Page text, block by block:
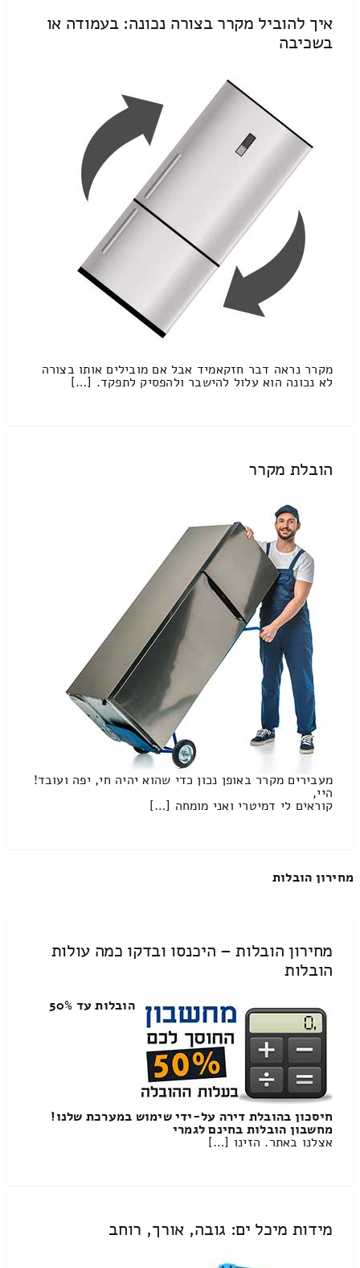
איך להוביל מקרר בצורה נכונה: בעמודה או
בשכיבה
מקרר נראה דבר חזקאמיד אבל אם מובילים אותו בצורה
לא נכונה הוא עלול להישבר ולהפסיק לתפקד. […]
הובלת מקרר
מעבירים מקרר באופן נכון כדי שהוא יהיה חי, יפה ועובד!
היי,
קוראים לי דמיטרי ואני מומחה […]
מחירון הובלות
מחירון הובלות – היכנסו ובדקו כמה עולות
הובלות
הובלות עד 50%
חיסכון בהובלת דירה על-ידי שימוש במערכת שלנו!
מחשבון הובלות בחינם לגמרי
אצלנו באתר. הזינו […]
מידות מיכל ים: גובה, אורך, רוחב